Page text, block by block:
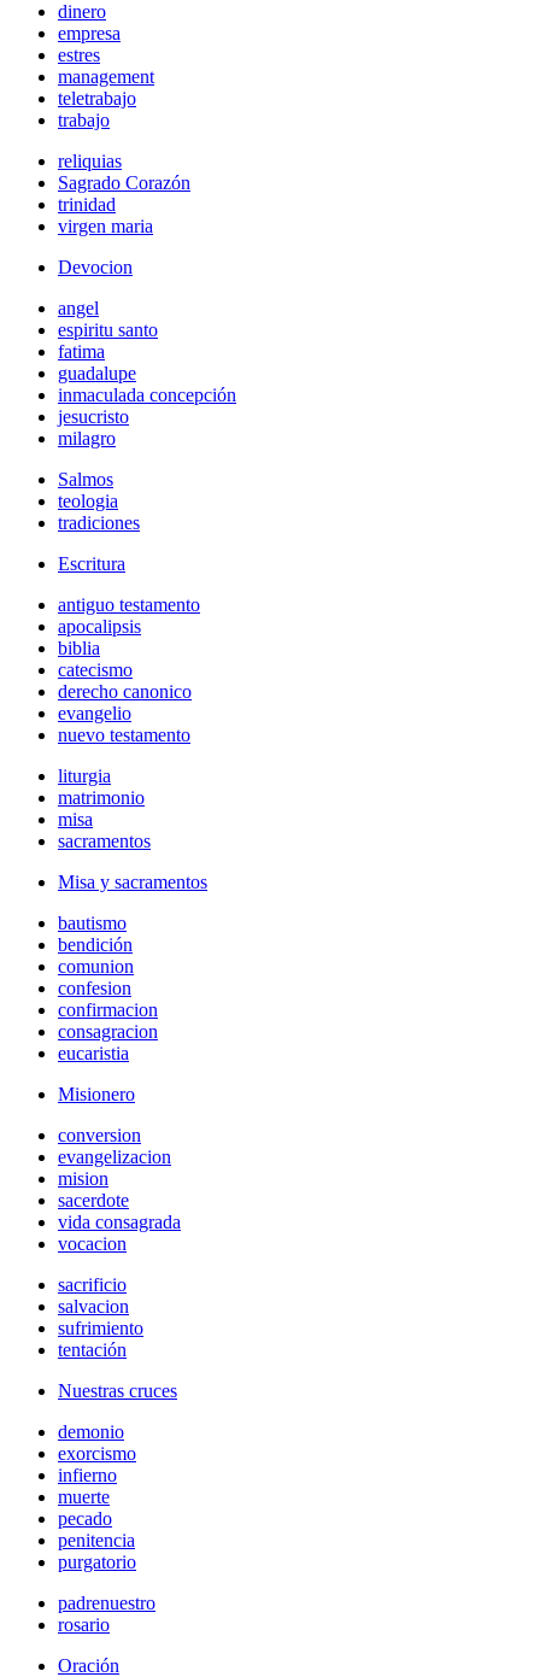
dinero
empresa
estres
management
teletrabajo
trabajo
reliquias
Sagrado Corazón
trinidad
virgen maria
Devocion
angel
espiritu santo
fatima
guadalupe
inmaculada concepción
jesucristo
milagro
Salmos
teologia
tradiciones
Escritura
antiguo testamento
apocalipsis
biblia
catecismo
derecho canonico
evangelio
nuevo testamento
liturgia
matrimonio
misa
sacramentos
Misa y sacramentos
bautismo
bendición
comunion
confesion
confirmacion
consagracion
eucaristia
Misionero
conversion
evangelizacion
mision
sacerdote
vida consagrada
vocacion
sacrificio
salvacion
sufrimiento
tentación
Nuestras cruces
demonio
exorcismo
infierno
muerte
pecado
penitencia
purgatorio
padrenuestro
rosario
Oración